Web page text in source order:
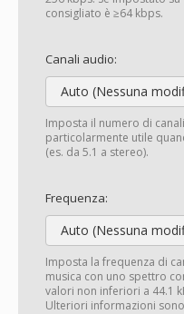
consigliato è ≥64 kbps.
Canali audio:
Auto (Nessuna
Imposta il numero di
particolarmente utile
(es. da 5.1 a stereo).
Frequenza:
Auto (Nessuna
Imposta la frequenza di
musica con uno spettro
valori non inferiori a 44.1
Ulteriori informazioni